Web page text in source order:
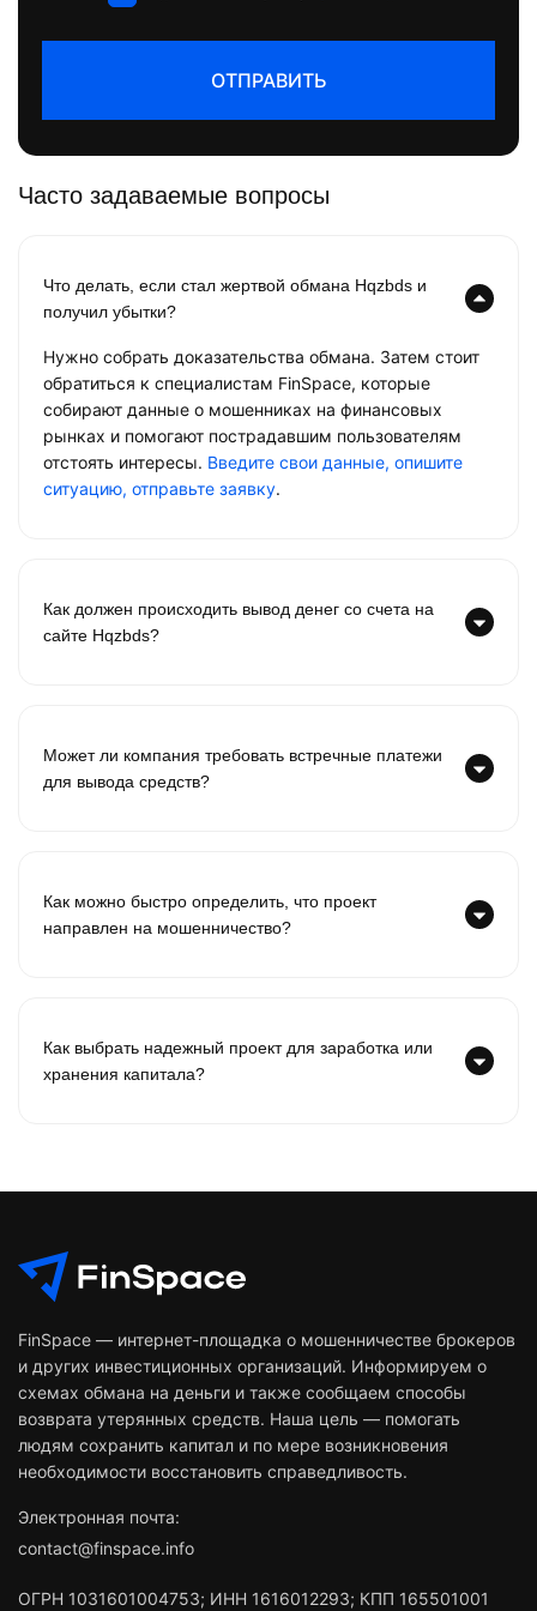
ОТПРАВИТЬ
Часто задаваемые вопросы
Что делать, если стал жертвой обмана Hqzbds и
получил убытки?
Нужно собрать доказательства обмана. Затем стоит
обратиться к специалистам FinSpace, которые
собирают данные о мошенниках на финансовых
рынках и помогают пострадавшим пользователям
отстоять интересы. Введите свои данные, опишите
ситуацию, отправьте заявку.
Как должен происходить вывод денег со счета на
сайте Hqzbds?
Может ли компания требовать встречные платежи
для вывода средств?
Как можно быстро определить, что проект
направлен на мошенничество?
Как выбрать надежный проект для заработка или
хранения капитала?
FinSpace — интернет-площадка о мошенничестве брокеров
и других инвестиционных организаций. Информируем о
схемах обмана на деньги и также сообщаем способы
возврата утерянных средств. Наша цель — помогать
людям сохранить капитал и по мере возникновения
необходимости восстановить справедливость.
Электронная почта:
contact@finspace.info
ОГРН 1031601004753; ИНН 1616012293; КПП 165501001